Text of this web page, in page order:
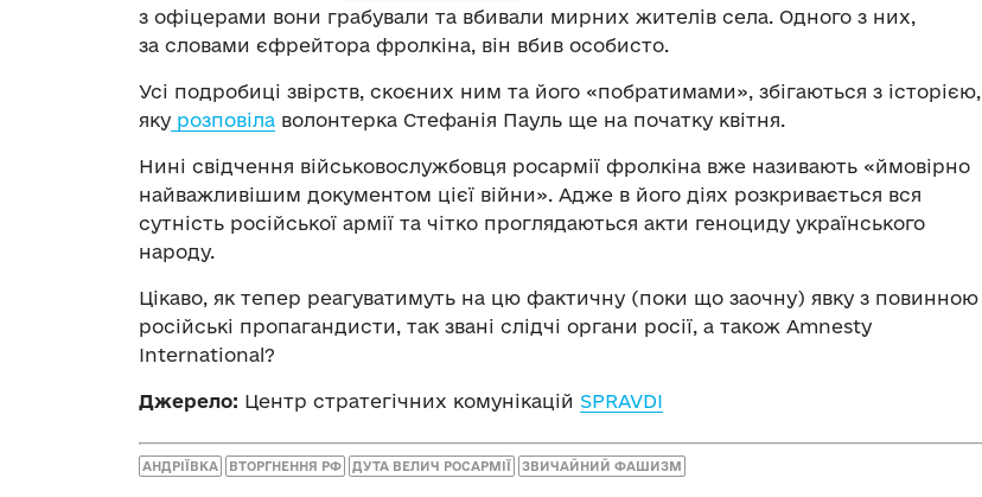
з офіцерами вони грабували та вбивали мирних жителів села. Одного з них,
за словами єфрейтора фролкіна, він вбив особисто.
Усі подробиці звірств, скоєних ним та його «побратимами», збігаються з історією,
яку розповіла волонтерка Стефанія Пауль ще на початку квітня.
Нині свідчення військовослужбовця росармії фролкіна вже називають «ймовірно
найважливішим документом цієї війни». Адже в його діях розкривається вся
сутність російської армії та чітко проглядаються акти геноциду українського
народу.
Цікаво, як тепер реагуватимуть на цю фактичну (поки що заочну) явку з повинною
російські пропагандисти, так звані слідчі органи росії, а також Amnesty
International?
Джерело: Центр стратегічних комунікацій SPRAVDI
АНДРІЇВКА ВТОРГНЕННЯ РФ ДУТА ВЕЛИЧ РОСАРМІЇ ЗВИЧАЙНИЙ ФАШИЗМ